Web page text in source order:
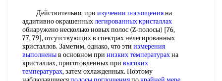
Действительно, при изучении поглощенияна
аддитивно окрашенныхлегированных кристаллах
обнаружено несколько новых полос (Z-полосы) [76,
77, 79], отсутствующих в спектрах нелегированных
кристаллов. Заметим, однако, что эти измерения
выполненыв основном при низких температурахна
кристаллах, приготовленных при высоких
температурах, затем охлажденных. Поэтому